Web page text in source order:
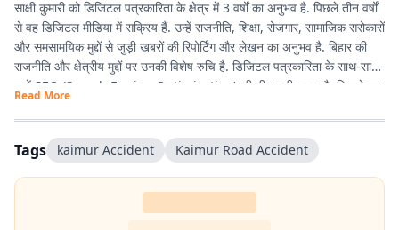
साक्षी कुमारी को डिजिटल पत्रकारिता के क्षेत्र में 3 वर्षों का अनुभव है. पिछले तीन वर्षों
से वह डिजिटल मीडिया में सक्रिय हैं. उन्हें राजनीति, शिक्षा, रोजगार, सामाजिक सरोकारों
और समसामयिक मुद्दों से जुड़ी खबरों की रिपोर्टिंग और लेखन का अनुभव है. बिहार की
राजनीति और क्षेत्रीय मुद्दों पर उनकी विशेष रुचि है. डिजिटल पत्रकारिता के साथ-साथ
उन्हें SEO (Search Engine Optimization) की भी अच्छी समझ है, जिससे वह
पाठकों तक समय पर और प्रभावी ढंग से खबरें पहुंचाने में दक्ष हैं. तथ्यपरक, विश्वसनीय
और SEO-अनुकूल समाचार तैयार करना उनकी प्रमुख कार्यशैली है.
Read More
Tags kaimur Accident Kaimur Road Accident